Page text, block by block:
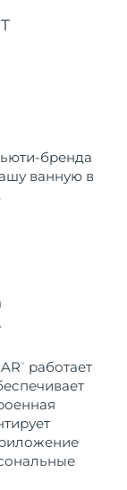
бренда
ванную в
™
работает